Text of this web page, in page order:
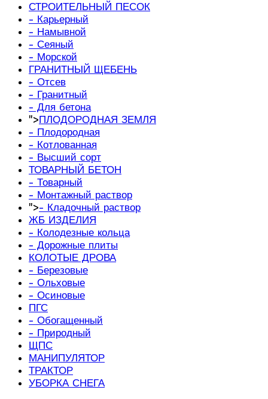
СТРОИТЕЛЬНЫЙ ПЕСОК
- Карьерный
- Намывной
- Сеяный
- Морской
ГРАНИТНЫЙ ЩЕБЕНЬ
- Отсев
- Гранитный
- Для бетона
">ПЛОДОРОДНАЯ ЗЕМЛЯ
- Плодородная
- Котлованная
- Высший сорт
ТОВАРНЫЙ БЕТОН
- Товарный
- Монтажный раствор
">- Кладочный раствор
ЖБ ИЗДЕЛИЯ
- Колодезные кольца
- Дорожные плиты
КОЛОТЫЕ ДРОВА
- Березовые
- Ольховые
- Осиновые
ПГС
- Обогащенный
- Природный
ЩПС
МАНИПУЛЯТОР
ТРАКТОР
УБОРКА СНЕГА